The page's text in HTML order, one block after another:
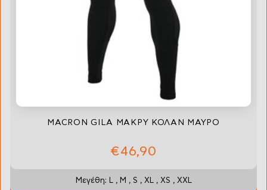
MACRON GILA ΜΑΚΡΥ ΚΟΛΑΝ ΜΑΥΡΟ
€46,90
Μεγέθη: L , M , S , XL , XS , XXL